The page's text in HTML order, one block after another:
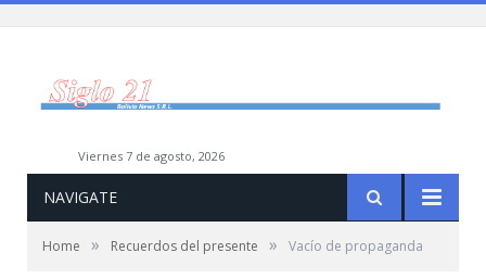
viernes 7 de agosto, 2026
NAVIGATE
Home » Recuerdos del presente » Vacío de propaganda